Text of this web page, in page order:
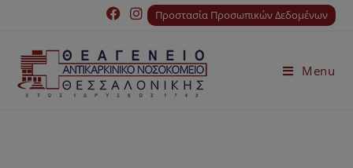
Προστασία Προσωπικών Δεδομένων
Menu